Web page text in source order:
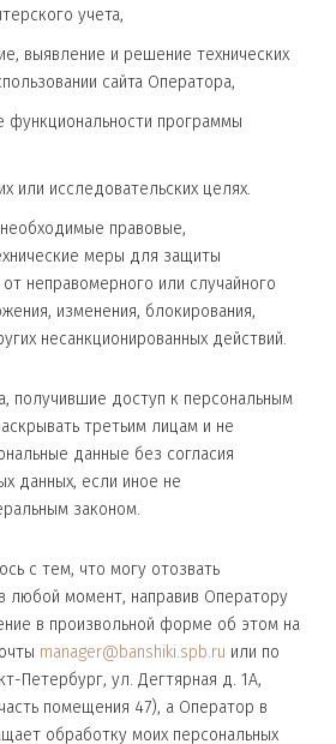
учета,
выявление и решение технических
сайта Оператора,
функциональности программы
или исследовательских целях.
правовые,
меры для защиты
неправомерного или случайного
изменения, блокирования,
несанкционированных действий.
получившие доступ к персональным
третьим лицам и не
данные без согласия
данных, если иное не
законом.
с тем, что могу отозвать
любой момент, направив Оператору
в произвольной форме об этом на
manager@banshiki.spb.ru или по
Петербург, ул. Дегтярная д. 1А,
помещения 47), а Оператор в
обработку моих персональных